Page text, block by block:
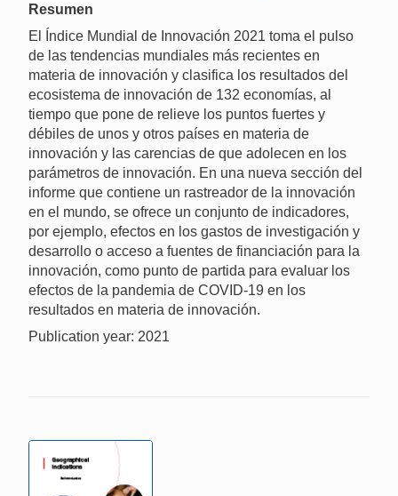
Resumen
El Índice Mundial de Innovación 2021 toma el pulso
de las tendencias mundiales más recientes en
materia de innovación y clasifica los resultados del
ecosistema de innovación de 132 economías, al
tiempo que pone de relieve los puntos fuertes y
débiles de unos y otros países en materia de
innovación y las carencias de que adolecen en los
parámetros de innovación. En una nueva sección del
informe que contiene un rastreador de la innovación
en el mundo, se ofrece un conjunto de indicadores,
por ejemplo, efectos en los gastos de investigación y
desarrollo o acceso a fuentes de financiación para la
innovación, como punto de partida para evaluar los
efectos de la pandemia de COVID‑19 en los
resultados en materia de innovación.
Publication year: 2021